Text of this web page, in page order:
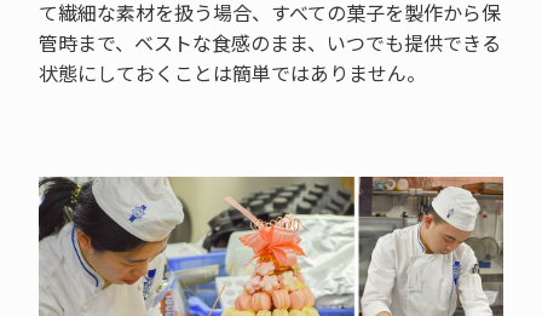
て繊細な素材を扱う場合、すべての菓子を製作から保
管時まで、ベストな食感のまま、いつでも提供できる
状態にしておくことは簡単ではありません。